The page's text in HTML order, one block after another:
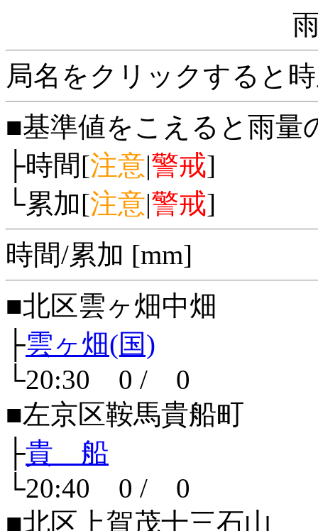
局名をクリックすると
■基準値をこえると雨量
├時間[注意|警戒]
└累加[注意|警戒]
時間/累加 [mm]
■北区雲ヶ畑中畑
├雲ヶ畑(国)
└20:30 0 / 0
■左京区鞍馬貴船町
├貴 船
└20:40 0 / 0
■北区上賀茂十三石山